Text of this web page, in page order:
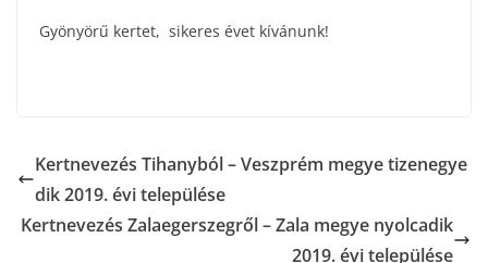
Gyönyörű kertet, sikeres évet kívánunk!
Kertnevezés Tihanyból – Veszprém megye tizenegye
dik 2019. évi települése
Kertnevezés Zalaegerszegről – Zala megye nyolcadik
2019. évi települése